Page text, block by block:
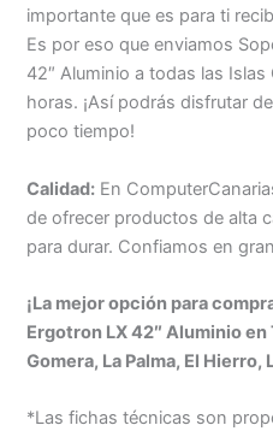
importante que es para ti
Es por eso que enviamos
42″ Aluminio a todas las
horas. ¡Así podrás disfrutar
poco tiempo!
Calidad: En
de ofrecer productos de alta
para durar. Confiamos en
¡La mejor opción para
Ergotron LX 42″ Aluminio en
Gomera, La Palma, El
*Las fichas técnicas son